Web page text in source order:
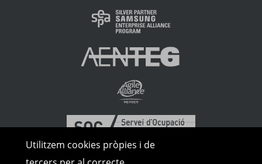
Utilitzem cookies pròpies i de